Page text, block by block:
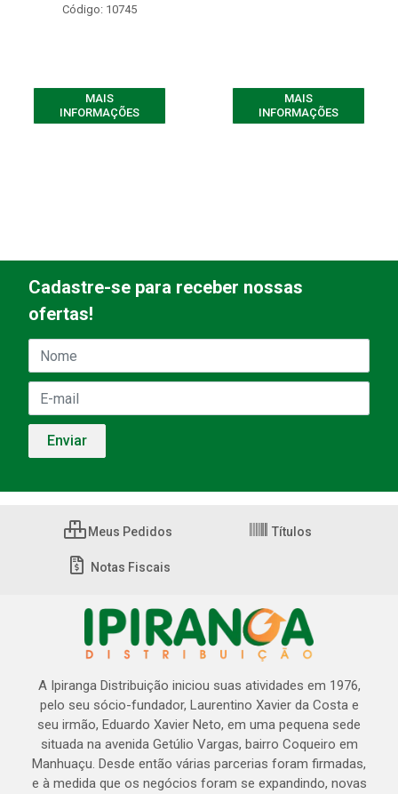
Código: 10745
MAIS
INFORMAÇÕES
MAIS
INFORMAÇÕES
Cadastre-se para receber nossas
ofertas!
Meus Pedidos Títulos
Notas Fiscais
A Ipiranga Distribuição iniciou suas atividades em 1976,
pelo seu sócio-fundador, Laurentino Xavier da Costa e
seu irmão, Eduardo Xavier Neto, em uma pequena sede
situada na avenida Getúlio Vargas, bairro Coqueiro em
Manhuaçu. Desde então várias parcerias foram firmadas,
e à medida que os negócios foram se expandindo, novas